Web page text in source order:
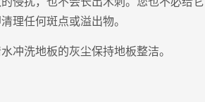
理任何斑点或溢出物。
冲洗地板的灰尘保持地板整洁。